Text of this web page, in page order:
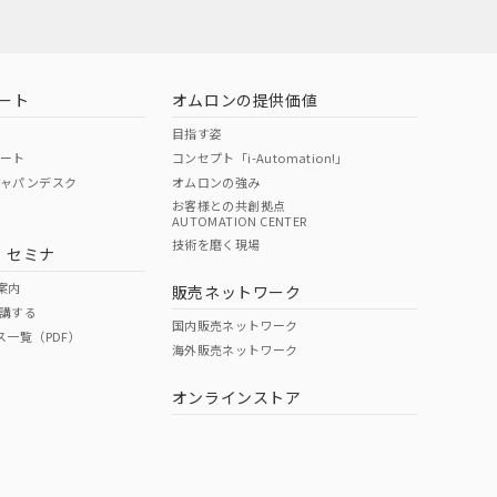
O O
ト
ト
パンデスク
セミナ
内
する
覧（PDF）
オムロンの提供価値
目指す姿
コンセプト「i-Automation!」
オムロンの強み
お客様との共創拠点
AUTOMATION CENTER
技術を磨く現場
販売ネットワーク
国内販売ネットワーク
海外販売ネットワーク
オンラインストア